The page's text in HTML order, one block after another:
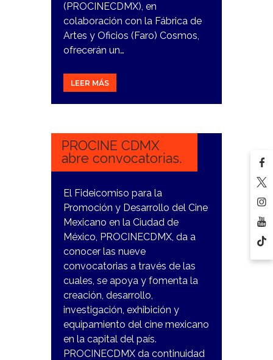
(PROCINECDMX), en
colaboración con la Fábrica de
Artes y Oficios (Faro) Cosmos,
ofrecerán un…
LEER MÁS
10
PROCINE CDMX
abre convocatorias.
El Fideicomiso para la
Promoción y Desarrollo del Cine
Mexicano en la Ciudad de
México, PROCINECDMX, da a
conocer las nueve
convocatorias a través de las
cuales, se apoya y fomenta la
creación, desarrollo,
investigación, exhibición y
equipamiento del cine mexicano
en la capital del país.
PROCINECDMX da continuidad